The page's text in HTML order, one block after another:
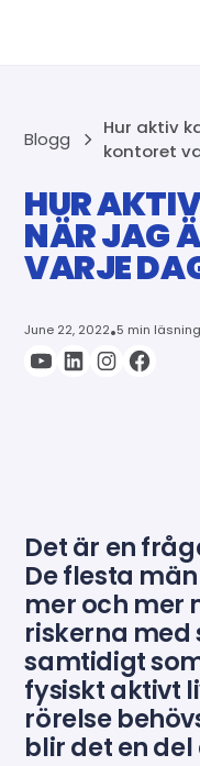
Blogg
Hur aktiv
kontoret
HUR
NÄR JAG
VARJE
June 22, 2022•5 min läsning
Det är en
De flesta
mer och mer
riskerna
samtidigt
fysiskt aktivt
rörelse
blir det en